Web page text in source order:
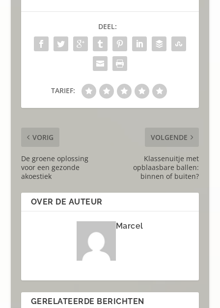
DEEL:
TARIEF:
VORIG
De groene oplossing
voor een gezonde
akoestiek
VOLGENDE
Klassenuitje met
opblaasbare ballen:
binnen of buiten?
OVER DE AUTEUR
Marcel
GERELATEERDE BERICHTEN